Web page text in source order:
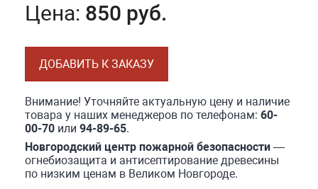
Цена: 850 руб.
ДОБАВИТЬ К ЗАКАЗУ
Внимание! Уточняйте актуальную цену и наличие
товара у наших менеджеров по телефонам: 60-
00-70 или 94-89-65.
Новгородский центр пожарной безопасности —
огнебиозащита и антисептирование древесины
по низким ценам в Великом Новгороде.